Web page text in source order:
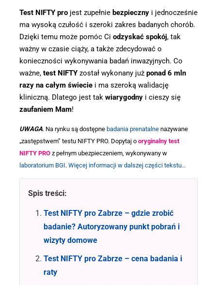
Test NIFTY pro jest zupełnie bezpieczny i jednocześnie
ma wysoką czułość i szeroki zakres badanych chorób.
Dzięki temu może pomóc Ci odzyskać spokój, tak
ważny w czasie ciąży, a także zdecydować o
konieczności wykonywania badań inwazyjnych. Co
ważne, test NIFTY został wykonany już ponad 6 mln
razy na całym świecie i ma szeroką walidację
kliniczną. Dlatego jest tak wiarygodny i cieszy się
zaufaniem Mam!
UWAGA. Na rynku są dostępne badania prenatalne nazywane
„zastępstwem” testu NIFTY PRO. Dopytaj o oryginalny test
NIFTY PRO z pełnym ubezpieczeniem, wykonywany w
laboratorium BGI. Więcej informacji w dalszej części tekstu…
Spis treści:
Test NIFTY pro Zabrze – gdzie zrobić
badanie? Autoryzowany punkt pobrań i
wizyty domowe
Test NIFTY pro Zabrze – cena badania i
raty